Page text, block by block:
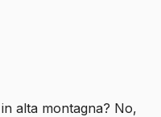
alta montagna? No,